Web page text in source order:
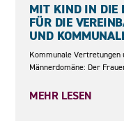
MIT KIND IN DIE
FÜR DIE
UND
Kommunale Vertretungen
Männerdomäne: Der
MEHR LESEN